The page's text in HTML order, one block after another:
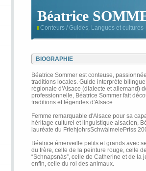
Béatrice
Conteurs / Guides, Langues et cultures
BIOGRAPHIE
Béatrice Sommer est conteuse,
traditions locales. Guide interprète
régionale d'Alsace (dialecte et allemand)
professionnelle, Béatrice Sommer fait
traditions et légendes d'Alsace.
Femme remarquable d'Alsace pour sa
héritage culturel et linguistique alsacien,
lauréate du FriehjohrsSchwälmelePriss
Béatrice émerveille petits et grands avec
du frère, celle de la peinture rouge, celle
“Schnapsnàs”, celle de Catherine et de la
enfin, celle du roi des animaux.